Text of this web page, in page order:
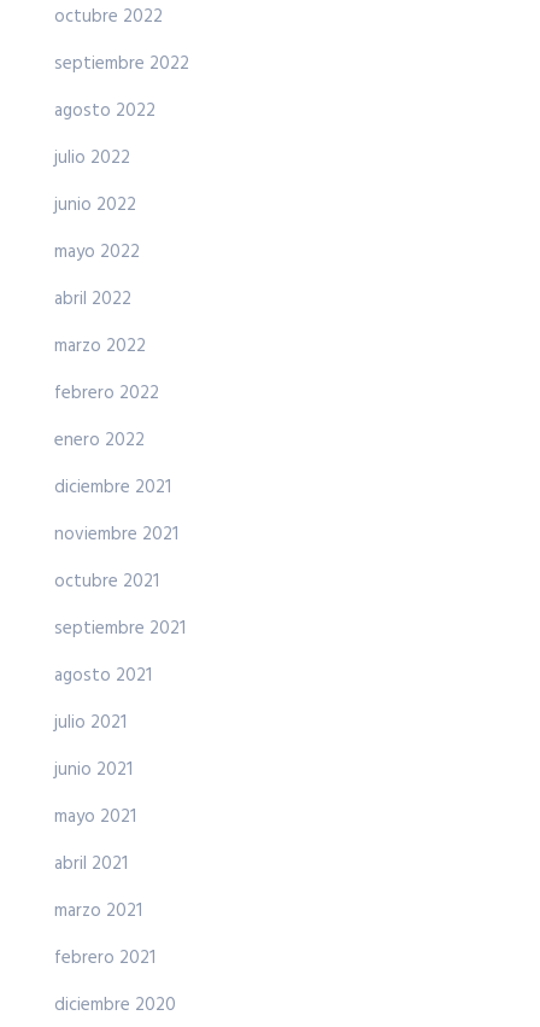
octubre 2022
septiembre 2022
agosto 2022
julio 2022
junio 2022
mayo 2022
abril 2022
marzo 2022
febrero 2022
enero 2022
diciembre 2021
noviembre 2021
octubre 2021
septiembre 2021
agosto 2021
julio 2021
junio 2021
mayo 2021
abril 2021
marzo 2021
febrero 2021
diciembre 2020